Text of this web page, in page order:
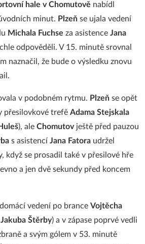
hale v Chomutově nabídl
minut. Plzeň se ujala vedení
Michala Fuchse za asistence Jana
odpověděli. V 15. minutě srovnal
naznačil, že bude o výsledku znovu
v podobném rytmu. Plzeň se opět
přesilovkové trefě Adama Stejskala
), ale Chomutov ještě před pauzou
s asistencí Jana Fatora udržel
když se prosadil také v přesilové hře
a jen dvě sekundy před koncem
vedení po brance Vojtěcha
Jakuba Štěrby) a v zápase poprvé vedli
a svým gólem v 53. minutě